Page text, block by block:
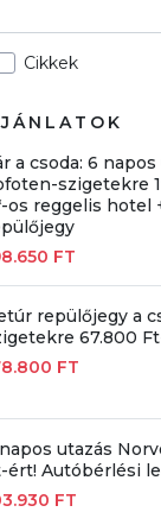
Cikkek
a csoda: 6 napos
szigetekre
os reggelis hotel
FT
repülőjegy a
67.800
FT
utazás
ért! Autóbérlési
FT